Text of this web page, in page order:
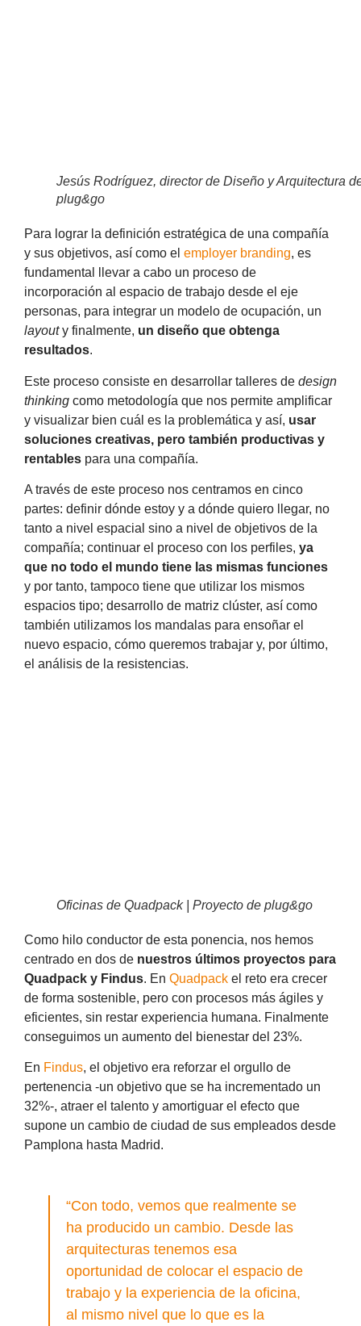
Jesús Rodríguez, director de Diseño y Arquitectura
plug&go
Para lograr la definición estratégica de una compañía
y sus objetivos, así como el employer branding, es
fundamental llevar a cabo un proceso de
incorporación al espacio de trabajo desde el eje
personas, para integrar un modelo de ocupación, un
layouty finalmente, un diseño que obtenga
resultados.
Este proceso consiste en desarrollar talleres de design
thinking como metodología que nos permite amplificar
y visualizar bien cuál es la problemática y así, usar
soluciones creativas, pero también productivas y
rentables para una compañía.
A través de este proceso nos centramos en cinco
partes: definir dónde estoy y a dónde quiero llegar, no
tanto a nivel espacial sino a nivel de objetivos de la
compañía; continuar el proceso con los perfiles, ya
que no todo el mundo tiene las mismas funciones
y por tanto, tampoco tiene que utilizar los mismos
espacios tipo; desarrollo de matriz clúster, así como
también utilizamos los mandalas para ensoñar el
nuevo espacio, cómo queremos trabajar y, por último,
el análisis de la resistencias.
Oficinas de Quadpack | Proyecto de plug&go
Como hilo conductor de esta ponencia, nos hemos
centrado en dos de nuestros últimos proyectos para
Quadpack y Findus. En Quadpack el reto era crecer
de forma sostenible, pero con procesos más ágiles y
eficientes, sin restar experiencia humana. Finalmente
conseguimos un aumento del bienestar del 23%.
En Findus, el objetivo era reforzar el orgullo de
pertenencia -un objetivo que se ha incrementado un
32%-, atraer el talento y amortiguar el efecto que
supone un cambio de ciudad de sus empleados desde
Pamplona hasta Madrid.
“Con todo, vemos que realmente se
ha producido un cambio. Desde las
arquitecturas tenemos esa
oportunidad de colocar el espacio de
trabajo y la experiencia de la oficina,
al mismo nivel que lo que es la